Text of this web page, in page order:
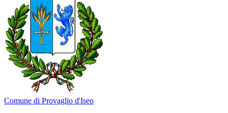
Comune di Provaglio d'Iseo